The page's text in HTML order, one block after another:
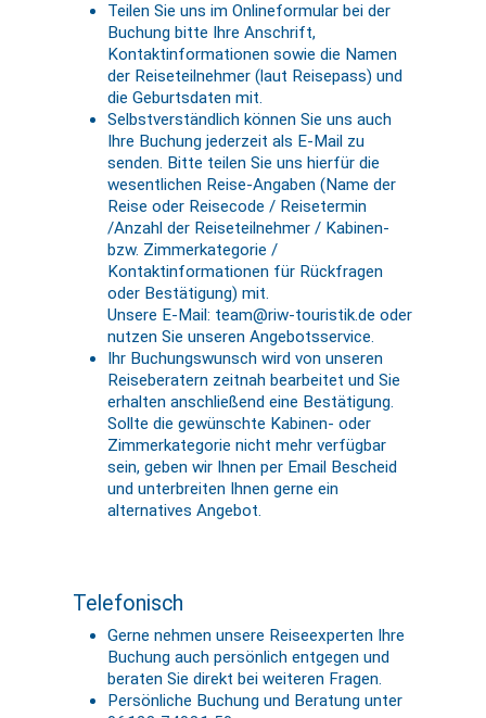
Teilen Sie uns im Onlineformular bei der
Buchung bitte Ihre Anschrift,
Kontaktinformationen sowie die Namen
der Reiseteilnehmer (laut Reisepass) und
die Geburtsdaten mit.
Selbstverständlich können Sie uns auch
Ihre Buchung jederzeit als E-Mail zu
senden. Bitte teilen Sie uns hierfür die
wesentlichen Reise-Angaben (Name der
Reise oder Reisecode / Reisetermin
/Anzahl der Reiseteilnehmer / Kabinen-
bzw. Zimmerkategorie /
Kontaktinformationen für Rückfragen
oder Bestätigung) mit.
Unsere E-Mail: team@riw-touristik.de oder
nutzen Sie unseren Angebotsservice.
Ihr Buchungswunsch wird von unseren
Reiseberatern zeitnah bearbeitet und Sie
erhalten anschließend eine Bestätigung.
Sollte die gewünschte Kabinen- oder
Zimmerkategorie nicht mehr verfügbar
sein, geben wir Ihnen per Email Bescheid
und unterbreiten Ihnen gerne ein
alternatives Angebot.
Telefonisch
Gerne nehmen unsere Reiseexperten Ihre
Buchung auch persönlich entgegen und
beraten Sie direkt bei weiteren Fragen.
Persönliche Buchung und Beratung unter